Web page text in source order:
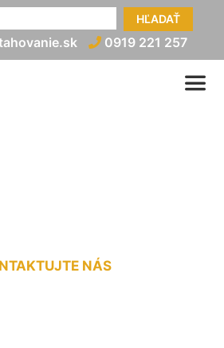
HĽADAŤ
0919 221 257
NÁS